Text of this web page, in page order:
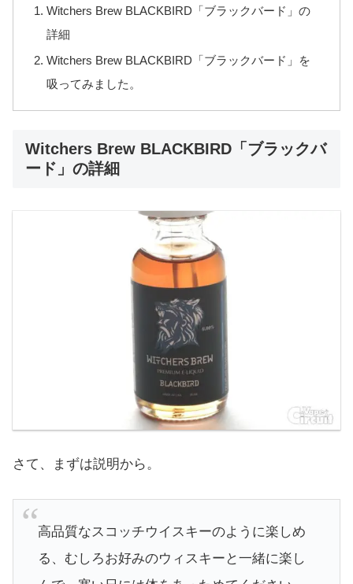
Witchers Brew BLACKBIRD「ブラックバード」の
詳細
Witchers Brew BLACKBIRD「ブラックバード」を
吸ってみました。
Witchers Brew BLACKBIRD「ブラックバ
ード」の詳細
さて、まずは説明から。
高品質なスコッチウイスキーのように楽しめ
る、むしろお好みのウィスキーと一緒に楽し